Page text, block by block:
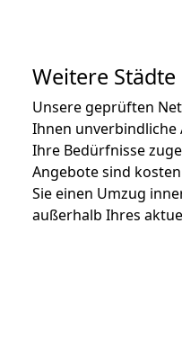
Weitere
Unsere geprüften
Ihnen unverbindliche
Ihre Bedürfnisse
Angebote sind
Sie einen Umzug
außerhalb Ihres